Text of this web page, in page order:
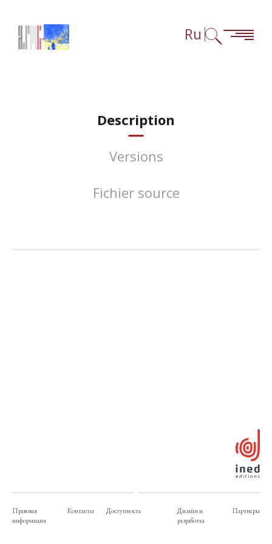
Ru
Description
Versions
Fichier source
Правовая
информация
Контакты Доступность
Дизайн и
разработка
Партнеры